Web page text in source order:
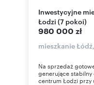
Inwestycyjne mieszkanie 98 m² w centrum
Łodzi (7 pokoi)
980 000 zł
mieszkanie
Na sprzedaż
generujące stabilny
centrum Łodzi przy